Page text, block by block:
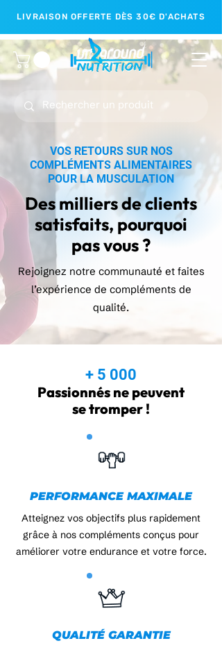
LIVRAISON OFFERTE DÈS 30€ D'ACHATS
VOS RETOURS SUR NOS
COMPLÉMENTS ALIMENTAIRES
POUR LA MUSCULATION
Des milliers de clients
satisfaits, pourquoi
pas vous ?
Rejoignez notre communauté et faites
l’expérience de compléments de
qualité.
+ 5 000
Passionnés ne peuvent
se tromper !
PERFORMANCE MAXIMALE
Atteignez vos objectifs plus rapidement
grâce à nos compléments conçus pour
améliorer votre endurance et votre force.
QUALITÉ GARANTIE